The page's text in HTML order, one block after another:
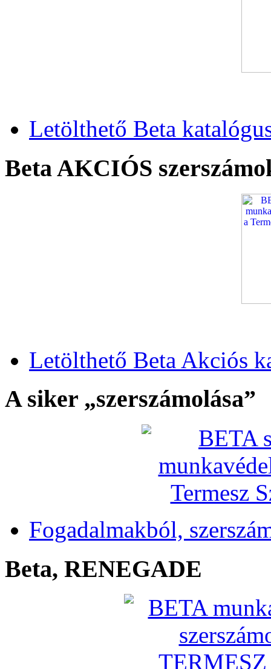
Letölthető Beta
Beta AKCIÓS
Letölthető Beta Akciós
A siker „szerszámolása”
Fogadalmakból,
Beta, RENEGADE